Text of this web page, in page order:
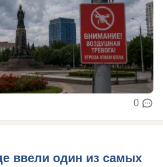
0
ввели один из самых